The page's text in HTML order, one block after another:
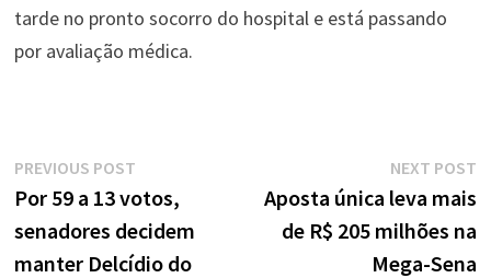
tarde no pronto socorro do hospital e está passando
por avaliação médica.
Navegação
de
Post
PREVIOUS POSTPrevious
post:
Por 59 a 13 votos,
senadores decidem
manter Delcídio do
NEXT POST
Aposta única leva mais
de R$ 205 milhões na
Mega-Sena